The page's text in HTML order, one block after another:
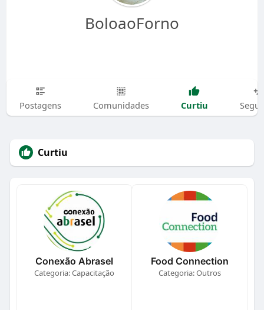
BoloaoForno
Postagens Comunidades Curtiu
Curtiu
Conexão Abrasel
Categoria: Capacitação
Food Connection
Categoria: Outros